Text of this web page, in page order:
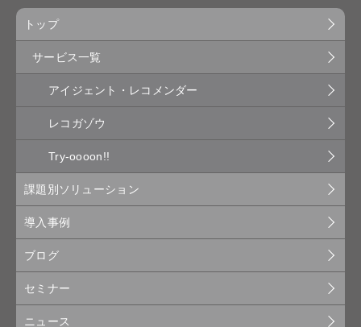
トップ
サービス一覧
アイジェント・レコメンダー
レコガゾウ
Try-oooon!!
課題別ソリューション
導入事例
ブログ
セミナー
ニュース